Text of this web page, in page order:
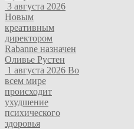
3 августа 2026
Новым
креативным
директором
Rabanne назначен
Оливье Рустен
1 августа 2026 Во
всем мире
происходит
ухудшение
психического
здоровья